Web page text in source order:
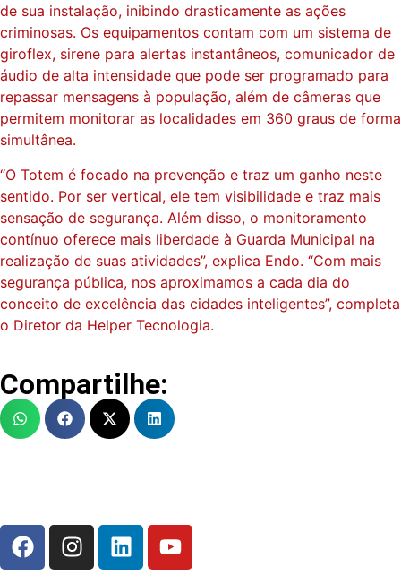
de sua instalação, inibindo drasticamente as ações
criminosas. Os equipamentos contam com um sistema de
giroflex, sirene para alertas instantâneos, comunicador de
áudio de alta intensidade que pode ser programado para
repassar mensagens à população, além de câmeras que
permitem monitorar as localidades em 360 graus de forma
simultânea.
“O Totem é focado na prevenção e traz um ganho neste
sentido. Por ser vertical, ele tem visibilidade e traz mais
sensação de segurança. Além disso, o monitoramento
contínuo oferece mais liberdade à Guarda Municipal na
realização de suas atividades”, explica Endo. “Com mais
segurança pública, nos aproximamos a cada dia do
conceito de excelência das cidades inteligentes”, completa
o Diretor da Helper Tecnologia.
Compartilhe: